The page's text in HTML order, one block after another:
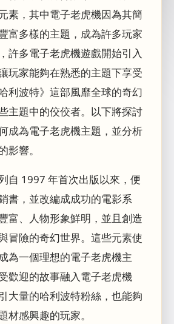
素，其中電子老虎機因為其簡
富多樣的主題，成為許多玩家
許多電子老虎機遊戲開始引入
玩家能夠在熟悉的主題下享受
利波特》這部風靡全球的奇幻
主題中的佼佼者。以下將探討
成為電子老虎機主題，並分析
影響。
自 1997 年首次出版以來，便
書，並改編成成功的電影系
富、人物形象鮮明，並且創造
冒險的奇幻世界。這些元素使
為一個理想的電子老虎機主
歡迎的故事融入電子老虎機
大量的哈利波特粉絲，也能夠
材感興趣的玩家。